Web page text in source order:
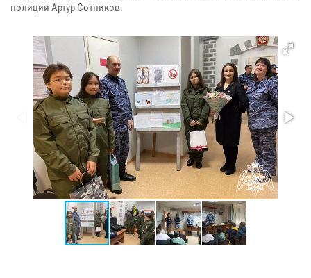
полиции Артур Сотников.